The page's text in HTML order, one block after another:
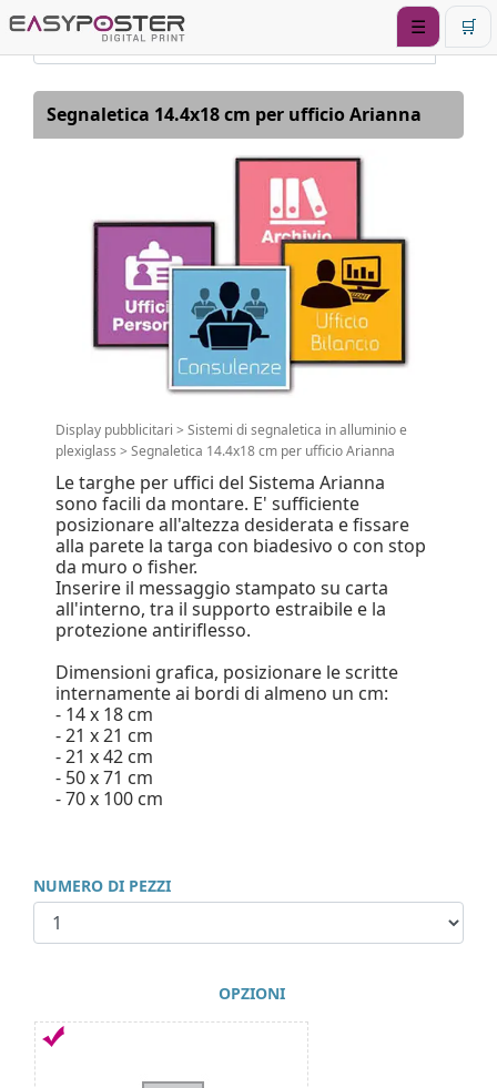
☰ 🛒
Segnaletica 14.4x18 cm per ufficio Arianna
Display pubblicitari > Sistemi di segnaletica in alluminio e
plexiglass > Segnaletica 14.4x18 cm per ufficio Arianna
Le targhe per uffici del Sistema Arianna
sono facili da montare. E' sufficiente
posizionare all'altezza desiderata e fissare
alla parete la targa con biadesivo o con stop
da muro o fisher.
Inserire il messaggio stampato su carta
all'interno, tra il supporto estraibile e la
protezione antiriflesso.
Dimensioni grafica, posizionare le scritte
internamente ai bordi di almeno un cm:
- 14 x 18 cm
- 21 x 21 cm
- 21 x 42 cm
- 50 x 71 cm
- 70 x 100 cm
NUMERO DI PEZZI
OPZIONI